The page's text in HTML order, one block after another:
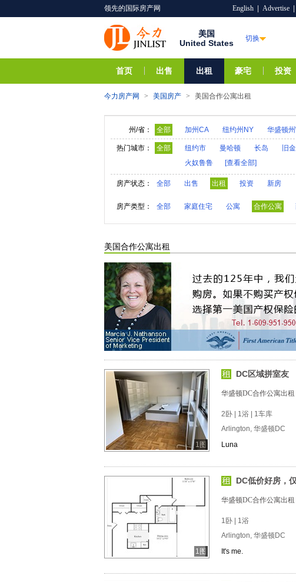
领先的国际房产网 English Advertise
美国
United States
切换
首页 出售 出租 豪宅 投资
今力房产网 > 美国房产 > 美国合作公寓出租
州/省： 全部 加州CA 纽约州NY 华盛顿
阿拉巴马AL 夏威夷HI 爱达
亚利桑那AZ 阿肯色AR
内华达NV 新汉普郡NH
俄勒冈州OR
热门城市： 全部 纽约市 曼哈顿 长岛 旧
火奴鲁鲁
[查看全部]
房产状态： 全部 出售 出租 投资 新房
房产类型： 全部 家庭住宅 公寓 合作公寓
美国合作公寓出租
1图
DC区域拼室友
华盛顿DC合作公寓出租
2卧 | 1浴 | 1车库
Arlington, 华盛顿DC
Luna
1图
DC低价好房，
华盛顿DC合作公寓出租
1卧 | 1浴
Arlington, 华盛顿DC
It's me.